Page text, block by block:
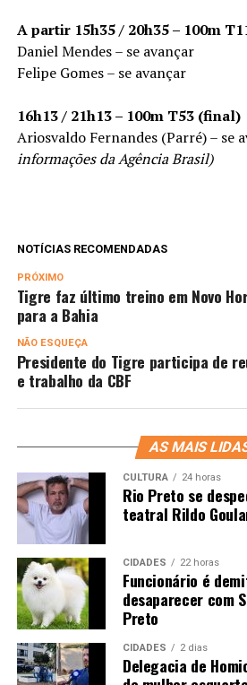
A partir 15h35 / 20h35 – 100m
Daniel Mendes – se avançar
Felipe Gomes – se avançar
16h13 / 21h13 – 100m T53 (final)
Ariosvaldo Fernandes (Parré) – se
informações da Agência Brasil)
NOTÍCIAS RECOMENDADAS
PRÓXIMO
Tigre faz último treino em Novo
para a Bahia
NÃO ESQUEÇA
Presidente do Tigre participa de
e trabalho da CBF
AS MAIS
CULTURA 24 horas
Rio Preto se
teatral Rildo
CIDADES 22 horas
Funcionário é
desaparecer com
Preto
CIDADES 2 dias
Delegacia de